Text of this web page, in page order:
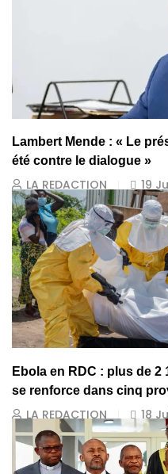
Lambert Mende : « Le
été contre le dialogue »
LA REDACTION 19
Ebola en RDC : plus de
se renforce dans cinq
LA REDACTION 18